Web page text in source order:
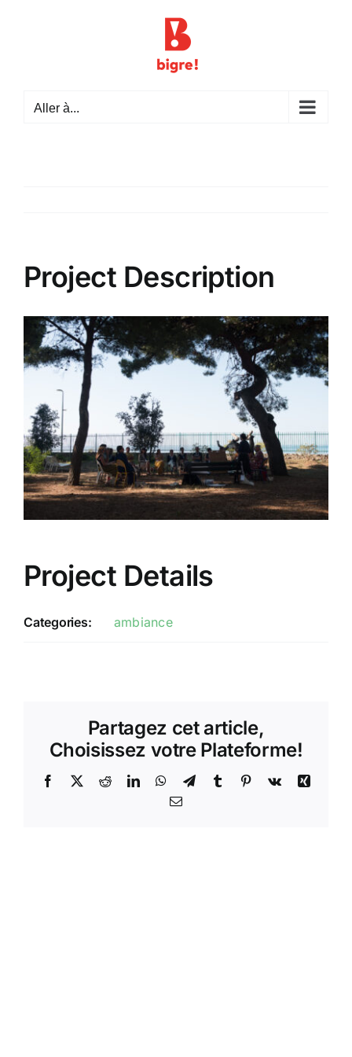
Aller à...
Project Description
Project Details
Categories: ambiance
Partagez cet article,
Choisissez votre Plateforme!
Facebook
X RedditLinkedInWhatsApp
TelegramTumblr Pinterest
Vk
Xing
Email